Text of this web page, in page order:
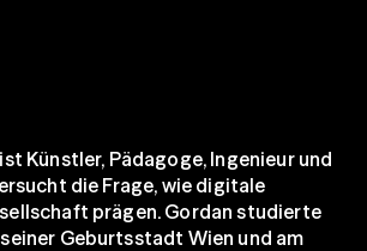
Künstler, Pädagoge, Ingenieur und
die Frage, wie digitale
prägen. Gordan studierte
Geburtsstadt Wien und am